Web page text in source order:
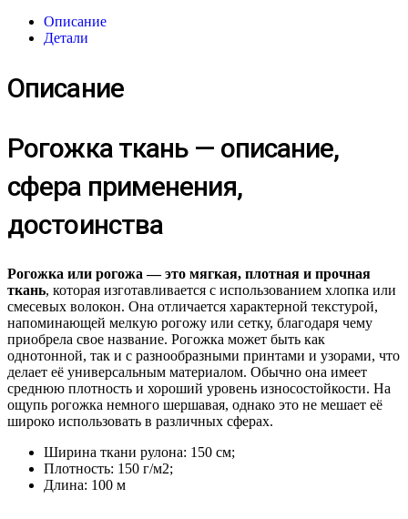
Описание
Детали
Описание
Рогожка ткань — описание,
сфера применения,
достоинства
Рогожка или рогожа — это мягкая, плотная и прочная
ткань, которая изготавливается с использованием хлопка или
смесевых волокон. Она отличается характерной текстурой,
напоминающей мелкую рогожу или сетку, благодаря чему
приобрела свое название. Рогожка может быть как
однотонной, так и с разнообразными принтами и узорами, что
делает её универсальным материалом. Обычно она имеет
среднюю плотность и хороший уровень износостойкости. На
ощупь рогожка немного шершавая, однако это не мешает её
широко использовать в различных сферах.
Ширина ткани рулона: 150 см;
Плотность: 150 г/м2;
Длина: 100 м